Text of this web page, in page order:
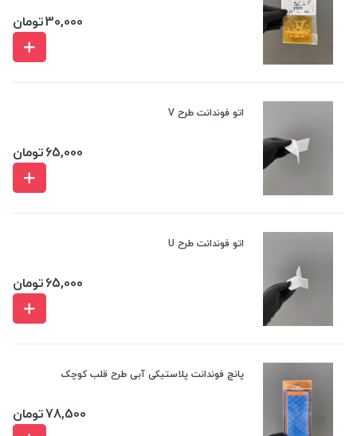
30,000تومان
اتو فوندانت طرح V
65,000تومان
اتو فوندانت طرح U
65,000تومان
پانچ فوندانت پلاستیکی آبی طرح قلب کوچک
78,500تومان